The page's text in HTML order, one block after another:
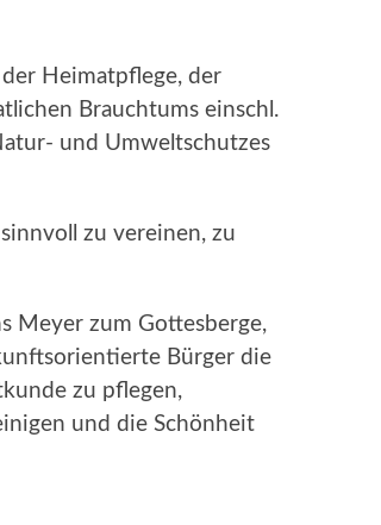
Heimatpflege, der
Brauchtums einschl.
und Umweltschutzes
zu vereinen, zu
Meyer zum Gottesberge,
Bürger die
zu pflegen,
und die Schönheit